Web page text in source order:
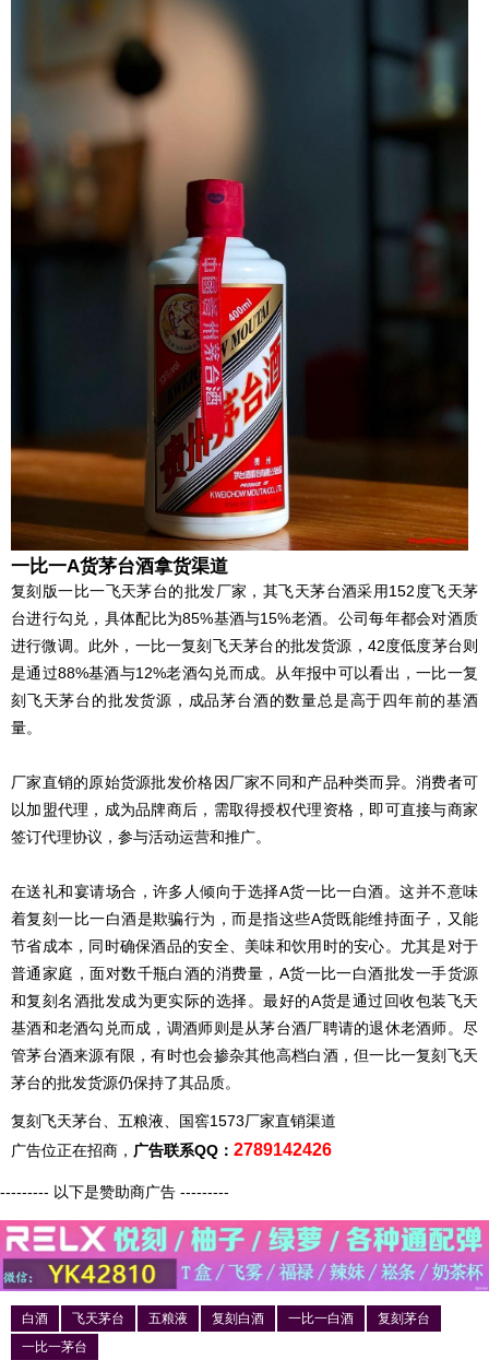
一比一A货茅台酒拿货渠道
复刻版一比一飞天茅台的批发厂家，其飞天茅台酒采用152度飞天茅
台进行勾兑，具体配比为85%基酒与15%老酒。公司每年都会对酒质
进行微调。此外，一比一复刻飞天茅台的批发货源，42度低度茅台则
是通过88%基酒与12%老酒勾兑而成。从年报中可以看出，一比一复
刻飞天茅台的批发货源，成品茅台酒的数量总是高于四年前的基酒
量。
厂家直销的原始货源批发价格因厂家不同和产品种类而异。消费者可
以加盟代理，成为品牌商后，需取得授权代理资格，即可直接与商家
签订代理协议，参与活动运营和推广。
在送礼和宴请场合，许多人倾向于选择A货一比一白酒。这并不意味
着复刻一比一白酒是欺骗行为，而是指这些A货既能维持面子，又能
节省成本，同时确保酒品的安全、美味和饮用时的安心。尤其是对于
普通家庭，面对数千瓶白酒的消费量，A货一比一白酒批发一手货源
和复刻名酒批发成为更实际的选择。最好的A货是通过回收包装飞天
基酒和老酒勾兑而成，调酒师则是从茅台酒厂聘请的退休老酒师。尽
管茅台酒来源有限，有时也会掺杂其他高档白酒，但一比一复刻飞天
茅台的批发货源仍保持了其品质。
复刻飞天茅台、五粮液、国窖1573厂家直销渠道
广告位正在招商， 广告联系QQ： 2789142426
--------- 以下是赞助商广告 ---------
白酒 飞天茅台 五粮液 复刻白酒 一比一白酒
复刻茅台
一比一茅台